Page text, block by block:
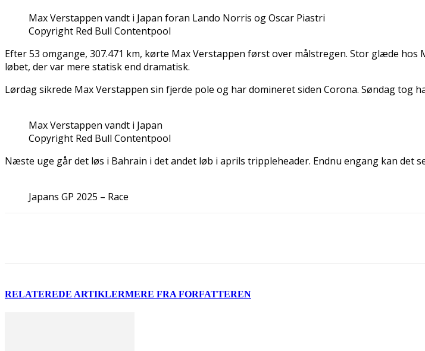
Max Verstappen vandt i Japan foran Lando Norris og Oscar Piastri
Copyright Red Bull Contentpool
Efter 53 omgange, 307.471 km, kørte Max Verstappen først over målstregen. Stor glæde
løbet, der var mere statisk end dramatisk.
Lørdag sikrede Max Verstappen sin fjerde pole og har domineret siden Corona. Søndag tog
Max Verstappen vandt i Japan
Copyright Red Bull Contentpool
Næste uge går det løs i Bahrain i det andet løb i aprils trippleheader. Endnu engang kan det
Japans GP 2025 – Race
RELATEREDE ARTIKLERMERE FRA FORFATTEREN